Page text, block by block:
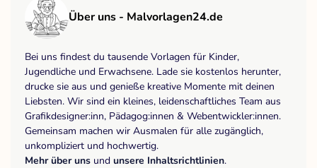
Über uns - Malvorlagen24.de
Bei uns findest du tausende Vorlagen für Kinder,
Jugendliche und Erwachsene. Lade sie kostenlos herunter,
drucke sie aus und genieße kreative Momente mit deinen
Liebsten. Wir sind ein kleines, leidenschaftliches Team aus
Grafikdesigner:inn, Pädagog:innen & Webentwickler:innen.
Gemeinsam machen wir Ausmalen für alle zugänglich,
unkompliziert und hochwertig.
Mehr über uns und unsere Inhaltsrichtlinien.